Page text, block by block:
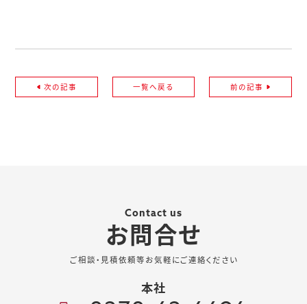
次の記事 一覧へ戻る 前の記事
Contact us
お問合せ
ご相談・見積依頼等お気軽にご連絡ください
本社